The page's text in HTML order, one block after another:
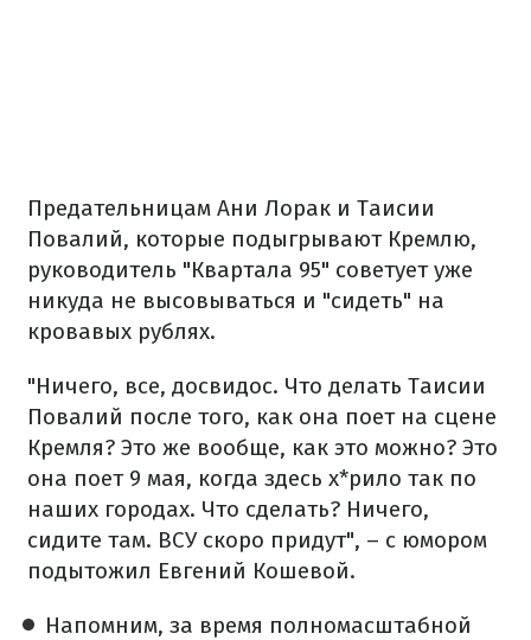
Предательницам Ани Лорак и Таисии
Повалий, которые подыгрывают Кремлю,
руководитель "Квартала 95" советует уже
никуда не высовываться и "сидеть" на
кровавых рублях.
"Ничего, все, досвидос. Что делать Таисии
Повалий после того, как она поет на сцене
Кремля? Это же вообще, как это можно? Это
она поет 9 мая, когда здесь х*рило так по
наших городах. Что сделать? Ничего,
сидите там. ВСУ скоро придут", – с юмором
подытожил Евгений Кошевой.
Напомним, за время полномасштабной